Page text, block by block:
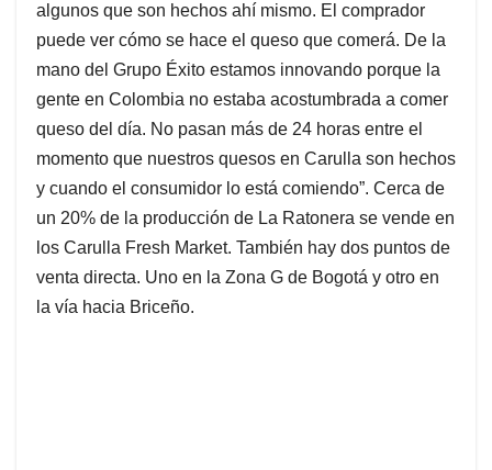
algunos que son hechos ahí mismo. El comprador
puede ver cómo se hace el queso que comerá. De la
mano del Grupo Éxito estamos innovando porque la
gente en Colombia no estaba acostumbrada a comer
queso del día. No pasan más de 24 horas entre el
momento que nuestros quesos en Carulla son hechos
y cuando el consumidor lo está comiendo”. Cerca de
un 20% de la producción de La Ratonera se vende en
los Carulla Fresh Market. También hay dos puntos de
venta directa. Uno en la Zona G de Bogotá y otro en
la vía hacia Briceño.